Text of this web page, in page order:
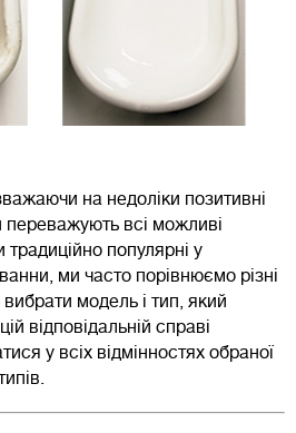
на недоліки позитивні
всі можливі
популярні у
ми часто порівнюємо різні
модель і тип, який
відповідальній справі
у всіх відмінностях обраної